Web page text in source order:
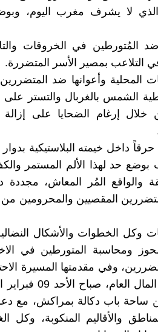
الذي لا يشرف مغرب اليوم،
في الخروقات
بمصير الأسر المتضررة.
المحلية وأعوانها ضد
الشمس بالغربال والتستر على
خلال إرغام الضحايا على إزالة
داخل خيمته البلاستيكية
بوضع حد لهذا الألم المستمر
والواقع المُر المعاش، مجددة
المقصيين والمحرومين من
وكل الخطوات والأشكال
ومحاسبة المتورطين في
وفي مقدمتها المسيرة
التي دعت إليها الجمعية المغربية لحماية
عشر (11) صباحا، من ساحة باب دكالة بمراكش،
والأقاليم المنكوبة، وكل